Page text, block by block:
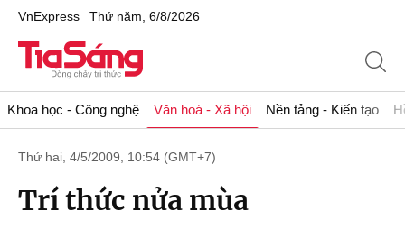
VnExpress Thứ năm, 6/8/2026
Khoa học - Công nghệ Văn hoá - Xã hội Nền tảng - Kiến tạo
Thứ hai, 4/5/2009, 10:54 (GMT+7)
Trí thức nửa mùa